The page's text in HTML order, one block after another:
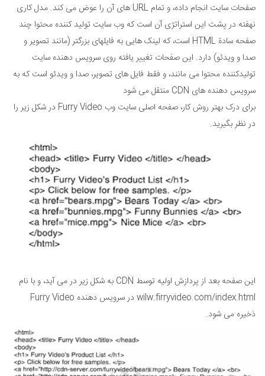
صفحات سایت انجام داده، و تمام URL های آن را عوض می کند. مدل کاری
نهفته در پشت این استراتژی آن است که وب سایت تولید کننده محتوا چند
صفحه سادة HTML است، که لینک هایی به فایلهای بزرگتر (مانند تصویر و
صدا و ویدئو) دارد. این صفحات تغییر یافته روی سرویس دهنده سایت
تولیدکننده محتوا می مانند، و فقط فایل های تصویر، صدا و ویدئو است که به
سرویس دهنده های CDN منتقل می شود
برای درک بهتر روش کار، صفحه اصلی سایت وب Furry Video در شکل زیر را
در نظر بگیرید.
این صفحه بعد از پردازش اولیه توسط CDN به شکل زیر در می آید، و با نام
wilw.firryvideo.com/index.html در سرویس دهنده Furry Video
ذخیره می شود.